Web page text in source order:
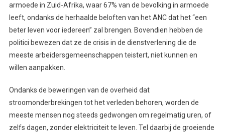
armoede in Zuid-Afrika, waar 67% van de bevolking in armoede
leeft, ondanks de herhaalde beloften van het ANC dat het “een
beter leven voor iedereen” zal brengen. Bovendien hebben de
politici bewezen dat ze de crisis in de dienstverlening die de
meeste arbeidersgemeenschappen teistert, niet kunnen en
willen aanpakken.
Ondanks de beweringen van de overheid dat
stroomonderbrekingen tot het verleden behoren, worden de
meeste mensen nog steeds gedwongen om regelmatig uren, of
zelfs dagen, zonder elektriciteit te leven. Tel daarbij de groeiende